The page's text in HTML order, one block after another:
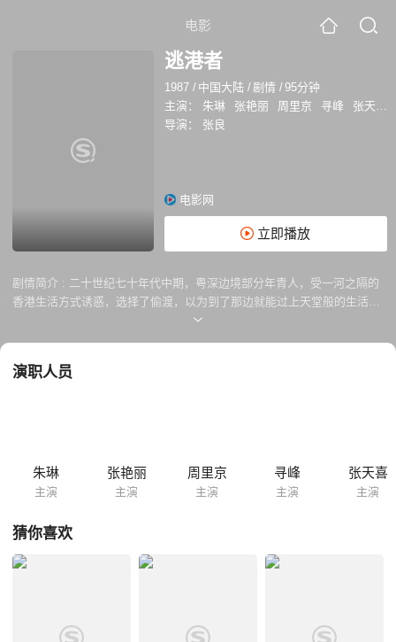
电影
逃港者
1987 / 中国大陆 /剧情 /95分钟
主演：
朱琳 张艳丽 周里京 寻峰 张天喜
导演：
张良
电影网
立即播放
剧情简介 : 二十世纪七十年代中期，粤深边境部分年青人，受一河之隔的
香港生活方式诱惑，选择了偷渡，以为到了那边就能过上天堂般的生活。
知青刘莺（朱琳 饰）是一位当年逃港的幸存者，恋人叶涛（周里京 饰）
昌（寻峰 饰），知晓她日思夜想的叶涛还活着，内心绞起不小波澜。阿昌
演职人员
朱琳
主演
张艳丽
主演
周里京
主演
寻峰
主演
张天喜
主演
猜你喜欢